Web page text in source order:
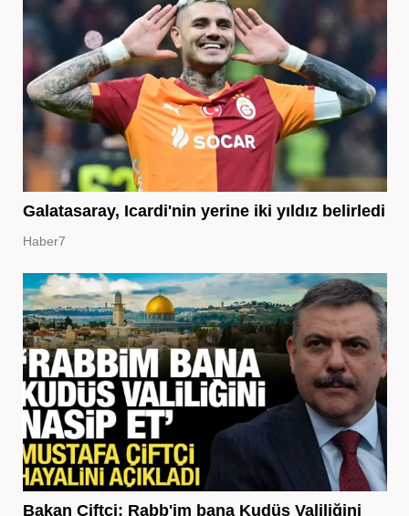
Galatasaray, Icardi'nin yerine iki yıldız belirledi
Haber7
Bakan Çiftçi: Rabb'im bana Kudüs Valiliğini